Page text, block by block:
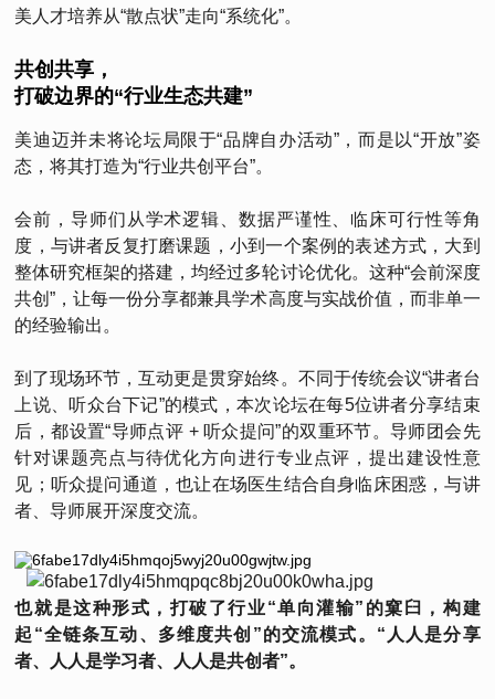
美人才培养从“散点状”走向“系统化”。
共创共享，
打破边界的“行业生态共建”
美迪迈并未将论坛局限于“品牌自办活动”，而是以“开放”姿
态，将其打造为“行业共创平台”。
会前，导师们从学术逻辑、数据严谨性、临床可行性等角
度，与讲者反复打磨课题，小到一个案例的表述方式，大到
整体研究框架的搭建，均经过多轮讨论优化。这种“会前深度
共创”，让每一份分享都兼具学术高度与实战价值，而非单一
的经验输出。
到了现场环节，互动更是贯穿始终。不同于传统会议“讲者台
上说、听众台下记”的模式，本次论坛在每5位讲者分享结束
后，都设置“导师点评 + 听众提问”的双重环节。导师团会先
针对课题亮点与待优化方向进行专业点评，提出建设性意
见；听众提问通道，也让在场医生结合自身临床困惑，与讲
者、导师展开深度交流。
也就是这种形式，打破了行业“单向灌输”的窠臼，构建
起“全链条互动、多维度共创”的交流模式。“人人是分享
者、人人是学习者、人人是共创者”。